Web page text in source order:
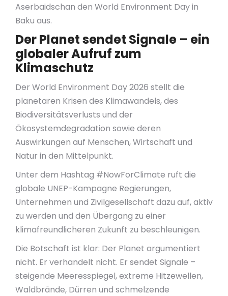
Aserbaidschan den World Environment Day in
Baku aus.
Der Planet sendet Signale – ein
globaler Aufruf zum
Klimaschutz
Der World Environment Day 2026 stellt die
planetaren Krisen des Klimawandels, des
Biodiversitätsverlusts und der
Ökosystemdegradation sowie deren
Auswirkungen auf Menschen, Wirtschaft und
Natur in den Mittelpunkt.
Unter dem Hashtag #NowForClimate ruft die
globale UNEP-Kampagne Regierungen,
Unternehmen und Zivilgesellschaft dazu auf, aktiv
zu werden und den Übergang zu einer
klimafreundlicheren Zukunft zu beschleunigen.
Die Botschaft ist klar: Der Planet argumentiert
nicht. Er verhandelt nicht. Er sendet Signale –
steigende Meeresspiegel, extreme Hitzewellen,
Waldbrände, Dürren und schmelzende